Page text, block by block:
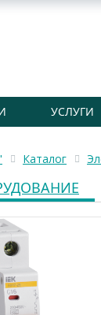
УСЛУГИ
Каталог